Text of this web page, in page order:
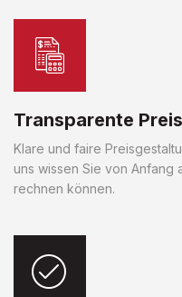
Transparente
Klare und faire
uns wissen Sie von Anfang
rechnen können.